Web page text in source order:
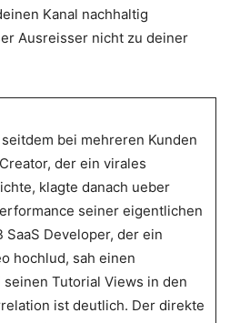
Kanal nachhaltig
Ausreisser nicht zu deiner
bei mehreren Kunden
der ein virales
klagte danach ueber
seiner eigentlichen
SaaS Developer, der ein
hochlud, sah einen
Tutorial Views in den
ist deutlich. Der direkte